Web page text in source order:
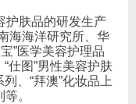
肤品的研发生产
海海洋研究所、华
”医学美容护理品
仕图”男性美容护肤
、“拜澳”化妆品上
。